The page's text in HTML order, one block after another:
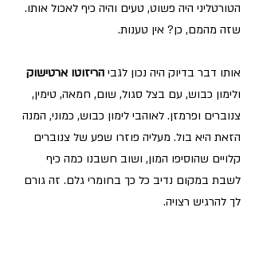
הטורטליני היה פשוט, טעים והיה כיף לאכול אותו.
שזה מהמם, כן? אין טענות.
אותו דבר בדיוק היה נכון לגבי הריזוטו ארטישוק
ולימון כבוש, עם בצל סגול, שום, חמאה, טימין,
צנוברים ופרמזן. לאוהבי לימון כבוש, כמוני, המנה
הזאת היא בול. מעליה פוזרו שפע של צנוברים
קלויים שהוסיפו המון, ושוב חשבנו כמה כיף
לשבת במקום נדיב כל כך בחומרי גלם. זה גורם
לך להרגיש רצויה.